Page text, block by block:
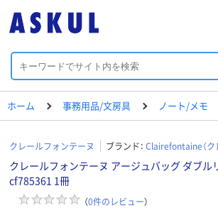
ホーム 事務用品/文房具 ノート/メモ
クレールフォンテーヌ ブランド： Clairefontaine（ク
クレールフォンテーヌ アージュバッグ ダブル
cf785361 1冊
（0件のレビュー）